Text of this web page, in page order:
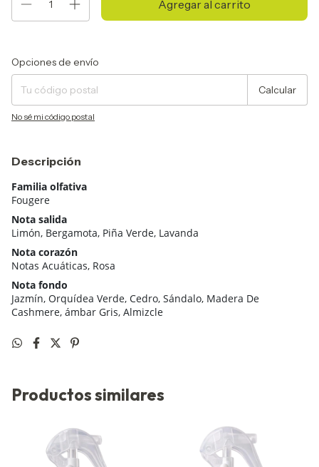
Entregas para el CP:
Opciones de envío
Calcular
No sé mi código postal
Descripción
Familia olfativa
Fougere
Nota salida
Limón, Bergamota, Piña Verde, Lavanda
Nota corazón
Notas Acuáticas, Rosa
Nota fondo
Jazmín, Orquídea Verde, Cedro, Sándalo, Madera De
Cashmere, ámbar Gris, Almizcle
Productos similares